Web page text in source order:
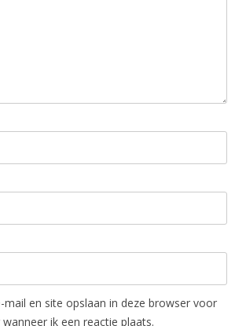
mail en site opslaan in deze browser voor
ik een reactie plaats.